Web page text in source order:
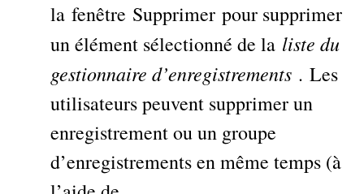
la fenêtre Supprimer pour supprimer
un élément sélectionné de la liste du
gestionnaire d’enregistrements . Les
utilisateurs peuvent supprimer un
enregistrement ou un groupe
d’enregistrements en même temps (à